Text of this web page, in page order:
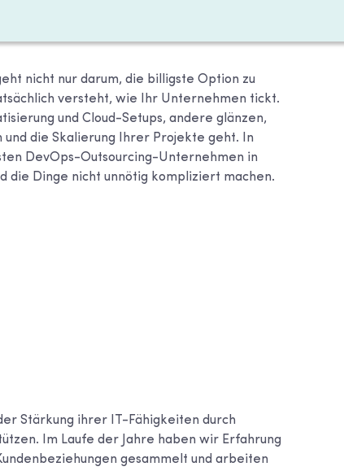
nicht nur darum, die billigste Option zu
versteht, wie Ihr Unternehmen tickt.
und Cloud-Setups, andere glänzen,
die Skalierung Ihrer Projekte geht. In
DevOps-Outsourcing-Unternehmen in
die Dinge nicht unnötig kompliziert machen.
Stärkung ihrer IT-Fähigkeiten durch
Im Laufe der Jahre haben wir Erfahrung
gesammelt und arbeiten